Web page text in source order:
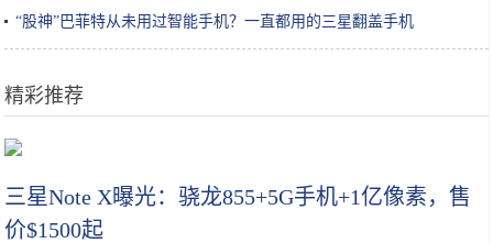
“股神”巴菲特从未用过智能手机？一直都用的三星翻盖手机
精彩推荐
三星Note X曝光：骁龙855+5G手机+1亿像素，售
价$1500起